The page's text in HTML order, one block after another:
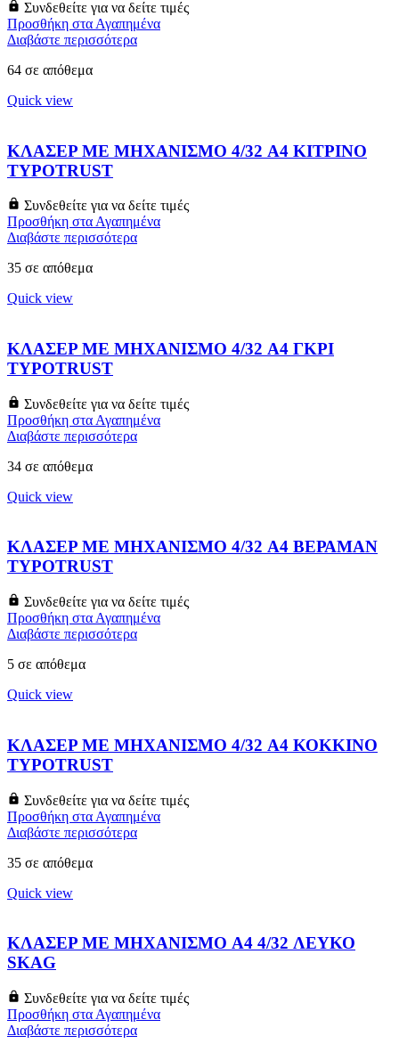
Συνδεθείτε για να δείτε τιμές
Προσθήκη στα Αγαπημένα
Διαβάστε περισσότερα
64 σε απόθεμα
Quick view
ΚΛΑΣΕΡ ΜΕ ΜΗΧΑΝΙΣΜΟ 4/32 A4 ΚΙΤΡΙΝΟ
TYPOTRUST
Συνδεθείτε για να δείτε τιμές
Προσθήκη στα Αγαπημένα
Διαβάστε περισσότερα
35 σε απόθεμα
Quick view
ΚΛΑΣΕΡ ΜΕ ΜΗΧΑΝΙΣΜΟ 4/32 A4 ΓΚΡΙ
TYPOTRUST
Συνδεθείτε για να δείτε τιμές
Προσθήκη στα Αγαπημένα
Διαβάστε περισσότερα
34 σε απόθεμα
Quick view
ΚΛΑΣΕΡ ΜΕ ΜΗΧΑΝΙΣΜΟ 4/32 A4 ΒΕΡΑΜΑΝ
TYPOTRUST
Συνδεθείτε για να δείτε τιμές
Προσθήκη στα Αγαπημένα
Διαβάστε περισσότερα
5 σε απόθεμα
Quick view
ΚΛΑΣΕΡ ΜΕ ΜΗΧΑΝΙΣΜΟ 4/32 A4 ΚΟΚΚΙΝΟ
TYPOTRUST
Συνδεθείτε για να δείτε τιμές
Προσθήκη στα Αγαπημένα
Διαβάστε περισσότερα
35 σε απόθεμα
Quick view
ΚΛΑΣΕΡ ΜΕ ΜΗΧΑΝΙΣΜΟ A4 4/32 ΛΕΥΚΟ
SKAG
Συνδεθείτε για να δείτε τιμές
Προσθήκη στα Αγαπημένα
Διαβάστε περισσότερα